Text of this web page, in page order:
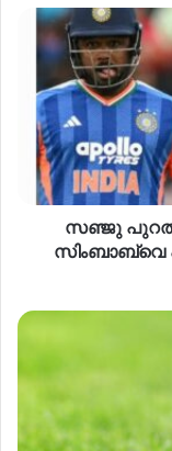
സഞ്ജു
സിംബാബ്‌വെ